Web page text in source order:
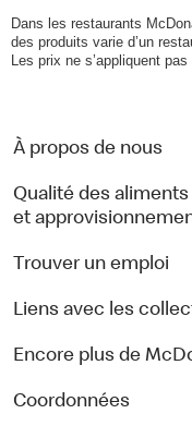
Dans les restaurants
des produits varie d’un
Les prix ne s’appliquent pas
À propos de nous
Qualité des aliments
et
Trouver un emploi
Liens avec les
Encore plus de
Coordonnées